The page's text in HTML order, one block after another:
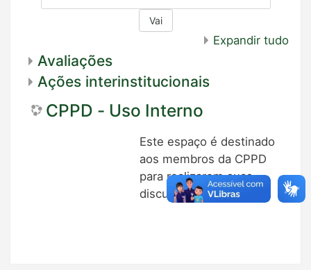
Vai
Expandir tudo
Avaliações
Ações interinstitucionais
CPPD - Uso Interno
Este espaço é destinado
aos membros da CPPD
para realizarem suas
discussões.